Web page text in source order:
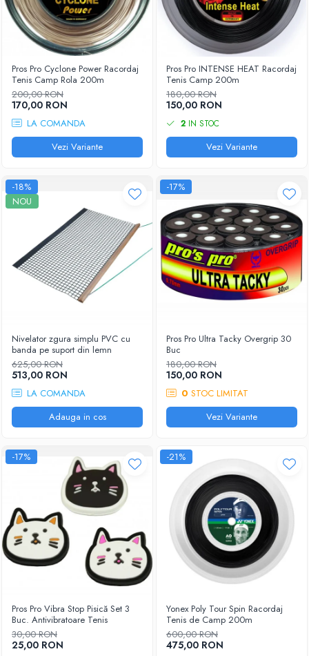
Pros Pro Cyclone Power Racordaj
Tenis Camp Rola 200m
200,00 RON
170,00 RON
LA COMANDA
Vezi Variante
Pros Pro INTENSE HEAT Racordaj
Tenis Camp 200m
180,00 RON
150,00 RON
2 IN STOC
Vezi Variante
-18%
NOU
Nivelator zgura simplu PVC cu
banda pe suport din lemn
625,00 RON
513,00 RON
LA COMANDA
Adauga in cos
-17%
Pros Pro Ultra Tacky Overgrip 30
Buc
180,00 RON
150,00 RON
0 STOC LIMITAT
Vezi Variante
-17%
Pros Pro Vibra Stop Pisică Set 3
Buc. Antivibratoare Tenis
30,00 RON
25,00 RON
-21%
Yonex Poly Tour Spin Racordaj
Tenis de Camp 200m
600,00 RON
475,00 RON